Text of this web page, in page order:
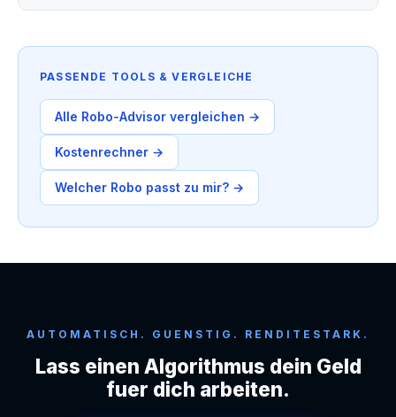
PASSENDE TOOLS & VERGLEICHE
Alle Robo-Advisor vergleichen →
Kostenrechner →
Welcher Robo passt zu mir? →
AUTOMATISCH. GUENSTIG. RENDITESTARK.
Lass einen Algorithmus dein Geld
fuer dich arbeiten.